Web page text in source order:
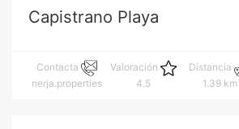
Capistrano Playa
Contacta
nerja.properties
Valoración
4.5
Distancia
1.39 km